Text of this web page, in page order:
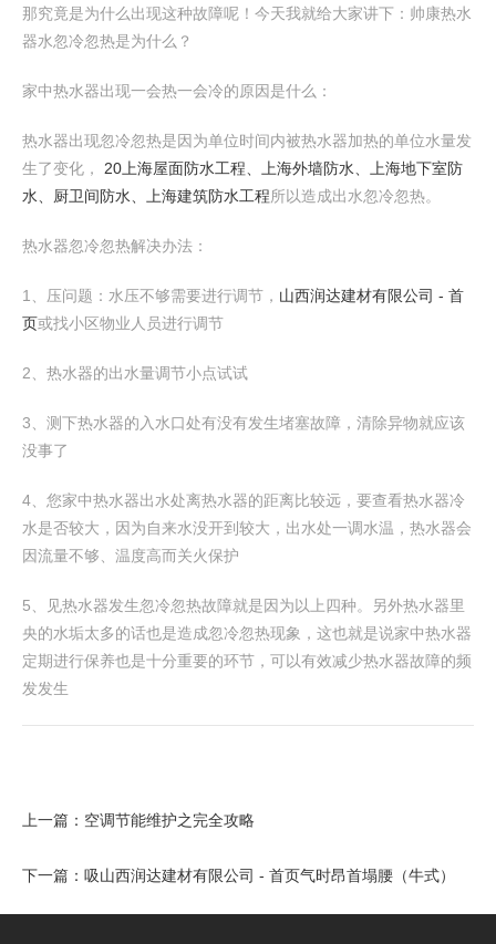
那究竟是为什么出现这种故障呢！今天我就给大家讲下：帅康热水
器水忽冷忽热是为什么？
家中热水器出现一会热一会冷的原因是什么：
热水器出现忽冷忽热是因为单位时间内被热水器加热的单位水量发
生了变化， 20上海屋面防水工程、上海外墙防水、上海地下室防
水、厨卫间防水、上海建筑防水工程所以造成出水忽冷忽热。
热水器忽冷忽热解决办法：
1、压问题：水压不够需要进行调节， 山西润达建材有限公司 - 首
页或找小区物业人员进行调节
2、热水器的出水量调节小点试试
3、测下热水器的入水口处有没有发生堵塞故障，清除异物就应该
没事了
4、您家中热水器出水处离热水器的距离比较远，要查看热水器冷
水是否较大，因为自来水没开到较大，出水处一调水温，热水器会
因流量不够、温度高而关火保护
5、见热水器发生忽冷忽热故障就是因为以上四种。另外热水器里
央的水垢太多的话也是造成忽冷忽热现象，这也就是说家中热水器
定期进行保养也是十分重要的环节，可以有效减少热水器故障的频
发发生
上一篇： 空调节能维护之完全攻略
下一篇： 吸山西润达建材有限公司 - 首页气时昂首塌腰（牛式）